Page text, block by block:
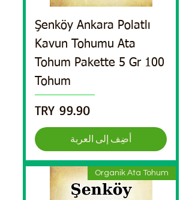
Şenköy Ankara Polatlı
Kavun Tohumu Ata
Tohum Pakette 5 Gr 100
Tohum
السعر
أضِف إلى العربة
Organik Ata Tohum